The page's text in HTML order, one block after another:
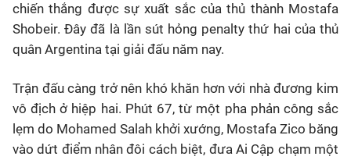
chiến thắng được sự xuất sắc của thủ thành Mostafa
Shobeir. Đây đã là lần sút hỏng penalty thứ hai của thủ
quân Argentina tại giải đấu năm nay.
Trận đấu càng trở nên khó khăn hơn với nhà đương kim
vô địch ở hiệp hai. Phút 67, từ một pha phản công sắc
lẹm do Mohamed Salah khởi xướng, Mostafa Zico băng
vào dứt điểm nhân đôi cách biệt, đưa Ai Cập chạm một